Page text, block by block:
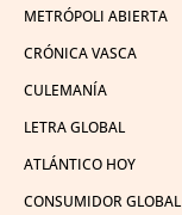
METRÓPOLI ABIERTA
CRÓNICA VASCA
CULEMANÍA
LETRA GLOBAL
ATLÁNTICO HOY
CONSUMIDOR GLOBAL